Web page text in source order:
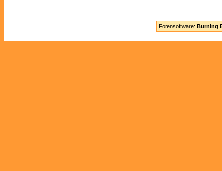
Forensoftware: Burning